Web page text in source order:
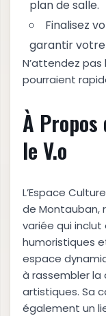
plan de salle.
Finalisez
garantir
N’attendez
pourraient
À Propos
le V.o
L’Espace
de Montauban,
variée qui
humoristiques
espace
à rassembler
artistiques. Sa
également un